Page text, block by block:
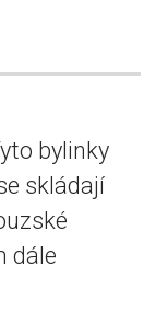
bylinky
skládají
dále